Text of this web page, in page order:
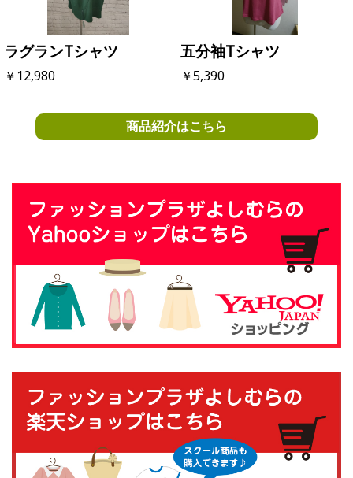
ラグランTシャツ
￥12,980
五分袖Tシャツ
￥5,390
商品紹介はこちら